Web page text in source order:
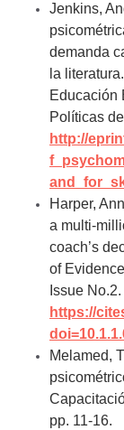
Jenkins,
demanda
la
Educación
Políticas
http://
Harper,
a multi-
coach’s
of
Issue No.2.
https://
Melamed,
pp. 11-16.